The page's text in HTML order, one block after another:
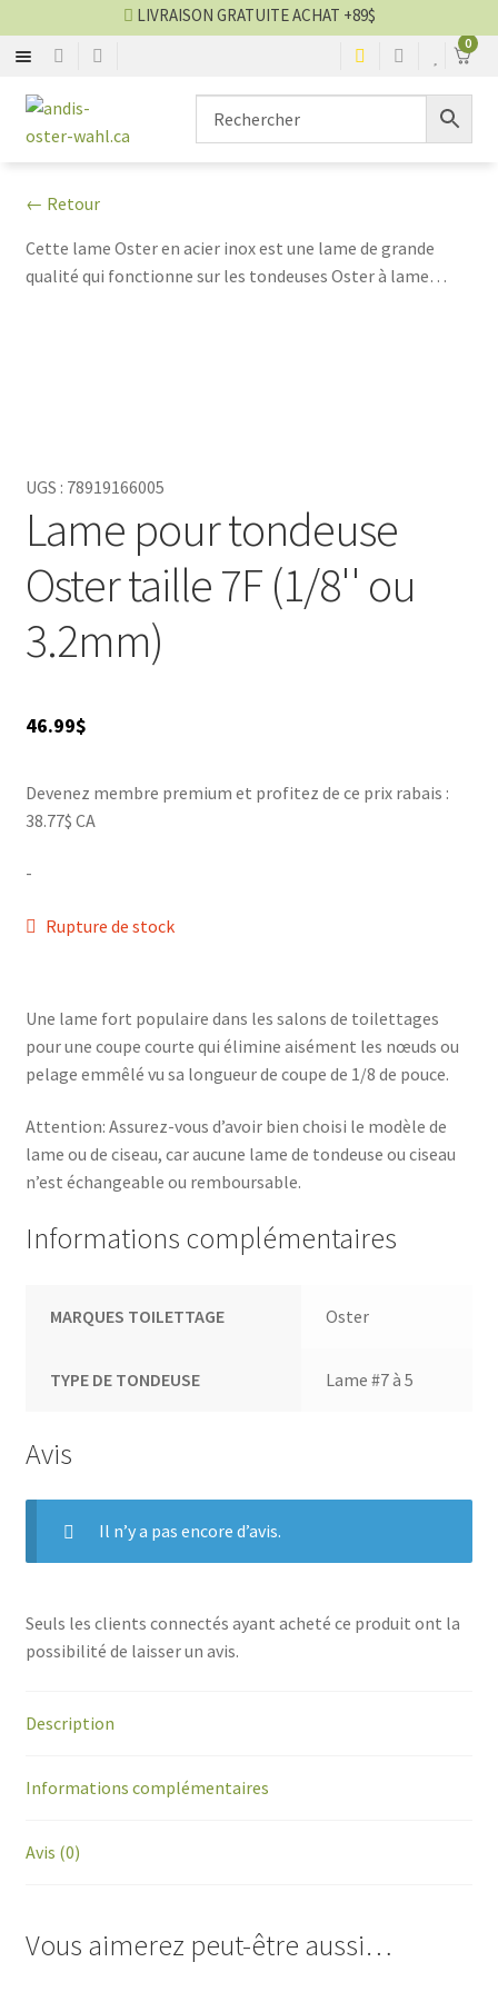
0
Aller
à
Aller
au
LIVRAISON GRATUITE ACHAT +89$
ANDIS
HEINIGER
AIGUISAGES
Blog
VENTES
← Retour
Cette lame Oster en acier inox est une lame de grande
qualité qui fonctionne sur les tondeuses Oster à lame
UGS : 78919166005
Lame pour tondeuse
Oster taille 7F (1/8'' ou
3.2mm)
46.99$
Devenez membre premium et profitez de ce prix rabais :
38.77$ CA
-
Rupture de stock
Une lame fort populaire dans les salons de toilettages
pour une coupe courte qui élimine aisément les nœuds ou
pelage emmêlé vu sa longueur de coupe de 1/8 de pouce.
Attention: Assurez-vous d’avoir bien choisi le modèle de
lame ou de ciseau, car aucune lame de tondeuse ou ciseau
n’est échangeable ou remboursable.
Informations complémentaires
MARQUES TOILETTAGE Oster
TYPE DE TONDEUSE Lame #7 à 5
Avis
Il n’y a pas encore d’avis.
Seuls les clients connectés ayant acheté ce produit ont la
possibilité de laisser un avis.
Description
Informations complémentaires
Avis (0)
Vous aimerez peut-être aussi…